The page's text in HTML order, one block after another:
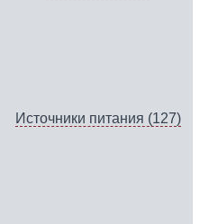
Источники питания (127)